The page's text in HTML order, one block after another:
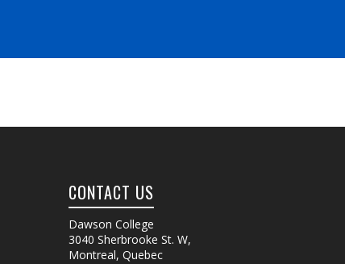
CONTACT US
Dawson College
3040 Sherbrooke St. W,
Montreal, Quebec